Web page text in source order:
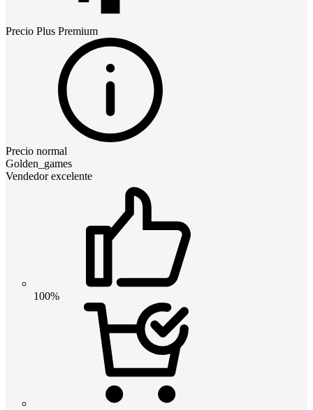
Precio Plus Premium
Precio normal
Golden_games
Vendedor excelente
100%